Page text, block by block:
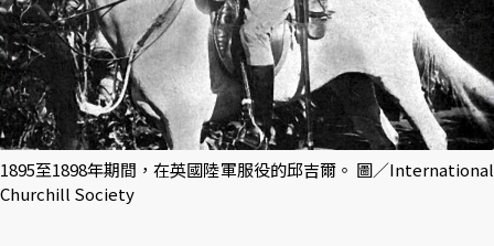
1895至1898年期間，在英國陸軍服役的邱吉爾。 圖／International
Churchill Society